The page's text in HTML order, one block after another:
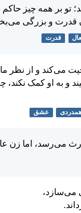
تو بر همه چيز
قدرت و بزرگی
قدرت
می‌كند و از نظر
و به او كمک
عشق
ارث می‌رسد، اما
می‌سازد،